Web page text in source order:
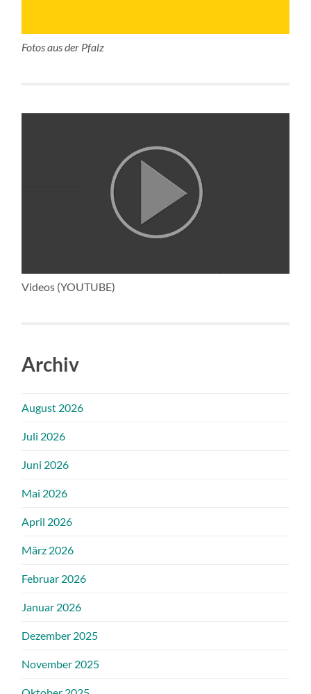
Fotos aus der Pfalz
Videos (YOUTUBE)
Archiv
August 2026
Juli 2026
Juni 2026
Mai 2026
April 2026
März 2026
Februar 2026
Januar 2026
Dezember 2025
November 2025